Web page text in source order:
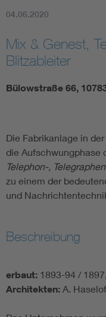
04.06.2020
Mix & Genest,
Blitzableiter
Bülowstraße 66,
Die Fabrikanlage in
die Aufschwungphase
Telephon-,
zu einem der
und
Beschreibung
erbaut: 1893-94 /
Architekten: A.